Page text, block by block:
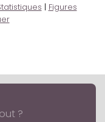
| Figures
?